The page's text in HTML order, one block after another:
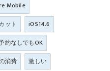
Mobile
ット
iOS14.6
約なしでもOK
消費
激しい